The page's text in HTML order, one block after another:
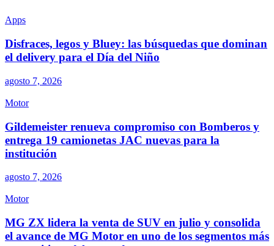
Apps
Disfraces, legos y Bluey: las búsquedas que dominan
el delivery para el Día del Niño
agosto 7, 2026
Motor
Gildemeister renueva compromiso con Bomberos y
entrega 19 camionetas JAC nuevas para la
institución
agosto 7, 2026
Motor
MG ZX lidera la venta de SUV en julio y consolida
el avance de MG Motor en uno de los segmentos más